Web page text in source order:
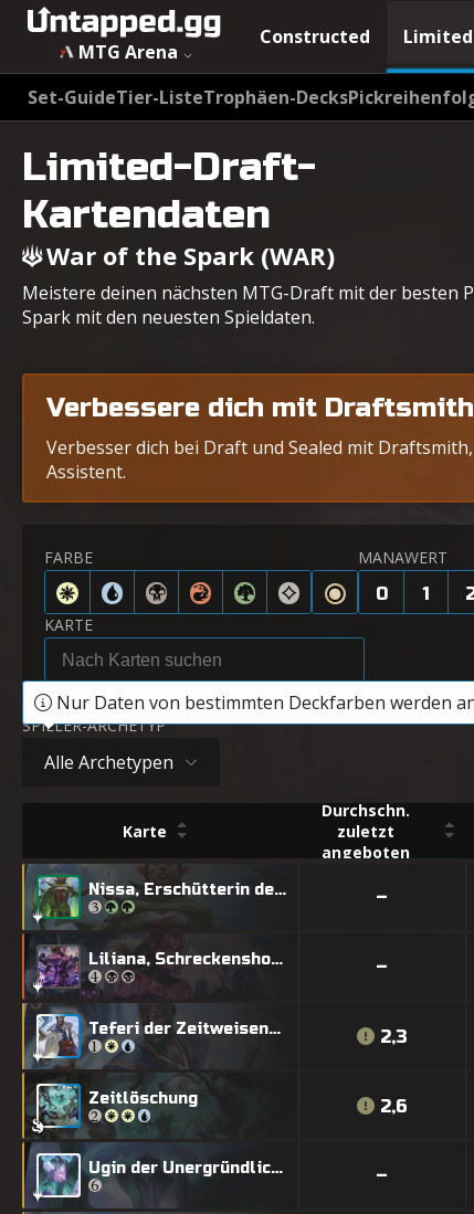
MTG Arena
Constructed Limited
Set-GuideTier-ListeTrophäen-Decks
Limited-Draft-
Kartendaten
War of the Spark (WAR)
Meistere deinen nächsten MTG-Draft mit der
Spark mit den neuesten Spieldaten.
Verbessere dich mit Draftsmith
Verbesser dich bei Draft und Sealed mit
Assistent.
FARBE
MANAWERT
0
1
KARTE
SPIELER-ARCHETYP
Alle Archetypen
Nur Daten von bestimmten Deckfarben werden
Karte
Durchschn.
zuletzt
angeboten
Nissa, Erschütterin der Welt –
Liliana, Schreckenshorde-Generalin –
Teferi der Zeitweisende 2,3
Zeitlöschung 2,6
Ugin der Unergründliche –